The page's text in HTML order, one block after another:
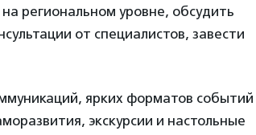
региональном уровне, обсудить
от специалистов, завести
ярких форматов событий
экскурсии и настольные